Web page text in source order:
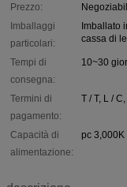
Prezzo:
Imballaggi
particolari:
Imballato
cassa di
Tempi di
consegna:
10~30
Termini di
pagamento:
T / T, L /
Capacità di
alimentazione:
pc 3,000K